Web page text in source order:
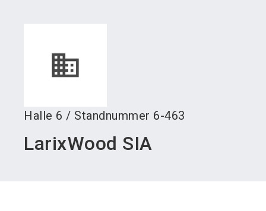
Halle 6 / Standnummer 6-463
LarixWood SIA